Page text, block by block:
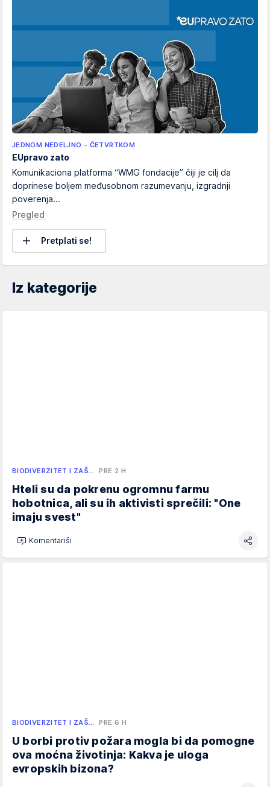
JEDNOM NEDELJNO - ČETVRTKOM
EUpravo zato
Komunikaciona platforma “WMG fondacije” čiji je cilj da
doprinese boljem međusobnom razumevanju, izgradnji
poverenja...
Pregled
Pretplati se!
Iz kategorije
BIODIVERZITET I ZAŠ… PRE 2 H
Hteli su da pokrenu ogromnu farmu
hobotnica, ali su ih aktivisti sprečili: "One
imaju svest"
Komentariši
BIODIVERZITET I ZAŠ… PRE 6 H
U borbi protiv požara mogla bi da pomogne
ova moćna životinja: Kakva je uloga
evropskih bizona?